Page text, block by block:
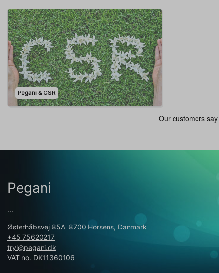
Pegani & CSR
Pegani
...
Østerhåbsvej 85A, 8700 Horsens, Danmark
+45 75620217
tryl@pegani.dk
VAT no. DK11360106